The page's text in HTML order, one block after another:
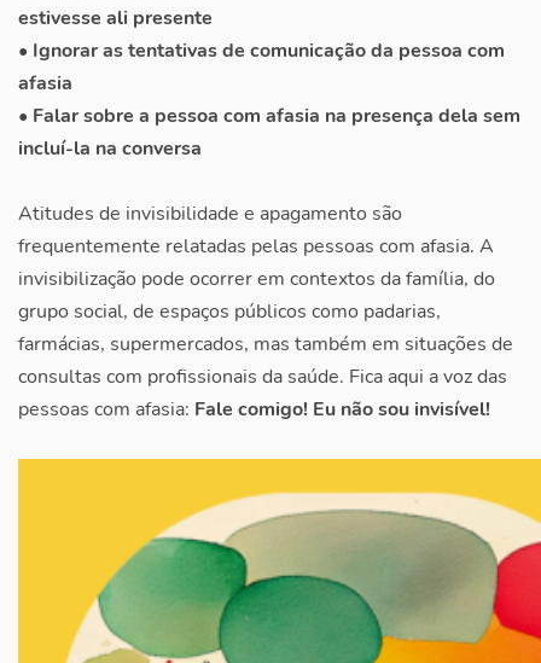
estivesse ali presente
• Ignorar as tentativas de comunicação da pessoa com
afasia
• Falar sobre a pessoa com afasia na presença dela sem
incluí-la na conversa
Atitudes de invisibilidade e apagamento são
frequentemente relatadas pelas pessoas com afasia. A
invisibilização pode ocorrer em contextos da família, do
grupo social, de espaços públicos como padarias,
farmácias, supermercados, mas também em situações de
consultas com profissionais da saúde. Fica aqui a voz das
pessoas com afasia: Fale comigo! Eu não sou invisível!